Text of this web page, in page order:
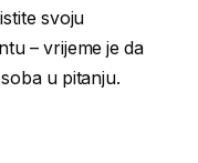
svoju
– vrijeme je da
u pitanju.